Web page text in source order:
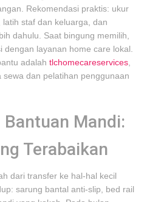
Rekomendasi praktis: ukur
staf dan keluarga, dan
dahulu. Saat bingung memilih,
layanan home care lokal.
adalah tlchomecareservices
dan pelatihan penggunaan
Mandi:
Terabaikan
dari transfer ke hal-hal kecil
sarung bantal anti-slip, bed rail